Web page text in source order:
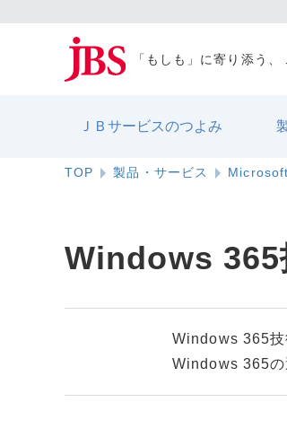
「もしも」に寄り添う、
ＪＢサービスのつよみ
TOP 製品・サービス
Windows 365
Windows 365技
Windows 365の